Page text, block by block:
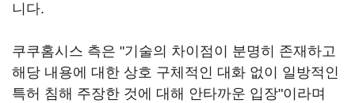
니다.
쿠쿠홈시스 측은 "기술의 차이점이 분명히 존재하고
해당 내용에 대한 상호 구체적인 대화 없이 일방적인
특허 침해 주장한 것에 대해 안타까운 입장"이라며